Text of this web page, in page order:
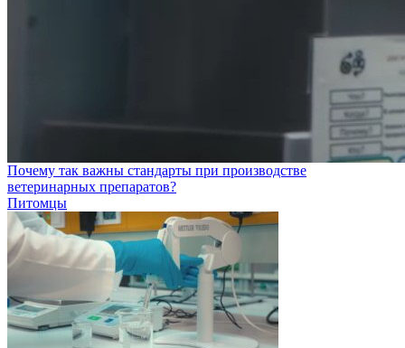
Почему так важны стандарты при производстве
ветеринарных препаратов?
Питомцы